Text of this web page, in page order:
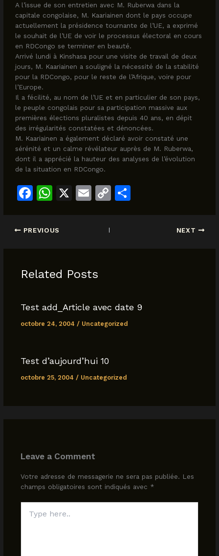
A l’issue de son entretien avec M. Ruberwa dans la
capitale congolaise, M. Kaariainen dont le pays occupe
actuellement la présidence tournante de l’UE, a exprimé
le souhait de l’UE de voir le processus électoral en cours
en RDCongo se terminer en beauté.
Arrivé lundi à Kinshasa pour une visite de travail de deux
jours, M. Kaariainen a souligné la nécessité de la stabilité
pour la RDCongo, pour le reste de l’Afrique, voire pour
l’Europe.
Il a fécilité, au nom de l’UE et en particulier de son pays,
le peuple congolais pour sa participation massive aux
premières élections pluralistes depuis 40 ans, en dépit
des irrégularités constatées et dénoncées.
M. Kaariainen a également déclaré avoir constaté une
sérénité et un calme révélateur auprès de M. Ruberwa,
dont il a apprécié la hauteur des analyses de l’évolution
de la situation en RDCongo.
F
c
o
k
W
at
p
X
E
C
PREVIOUS NEXT
Related Posts
Test add_Article avec date 9
octobre 24, 2004 / Uncategorized
Test d’aujourd’hui 10
octobre 25, 2004 / Uncategorized
Leave a Comment
Votre adresse de messagerie ne sera pas publiée. Les
champs obligatoires sont indiqués avec *
here..